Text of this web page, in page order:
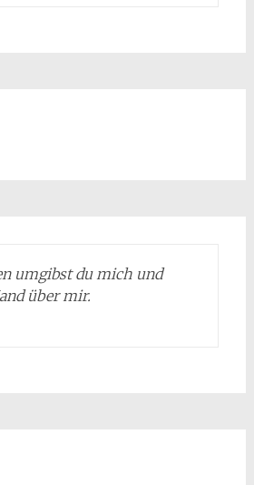
umgibst du mich und
über mir.